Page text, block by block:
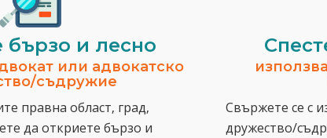
бързо и лесно
или адвокатско
съдружие
правна област, град,
да откриете бързо и
Свържете се с
дружество/